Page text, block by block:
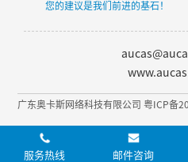
您的建议是我们前进的基石！
广东奥卡斯网络科技有限公司 粤ICP备
服务热线 邮件咨询